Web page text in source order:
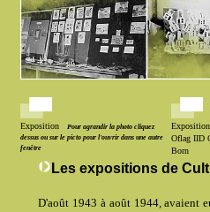
Exposition
Pour agrandir la photo cliquez
dessus ou sur le picto pour l'ouvrir dans une autre
fenêtre
Oflag IID
Born
Les expositions de
D'août 1943 à août 1944, avaient